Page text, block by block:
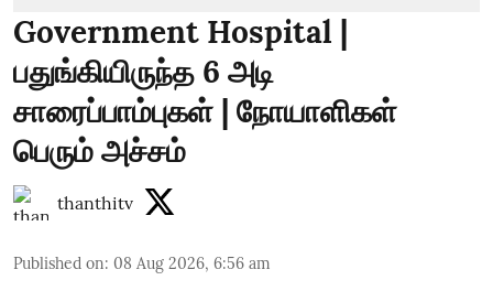
Government Hospital |
பதுங்கியிருந்த 6 அடி
சாரைப்பாம்புகள் | நோயாளிகள்
பெரும் அச்சம்
thanthitv
Published on: 08 Aug 2026, 6:56 am